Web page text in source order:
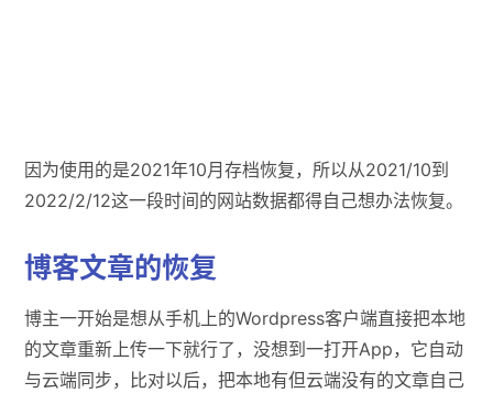
因为使用的是2021年10月存档恢复，所以从2021/10到
2022/2/12这一段时间的网站数据都得自己想办法恢复。
博客文章的恢复
博主一开始是想从手机上的Wordpress客户端直接把本地
的文章重新上传一下就行了，没想到一打开App，它自动
与云端同步，比对以后，把本地有但云端没有的文章自己